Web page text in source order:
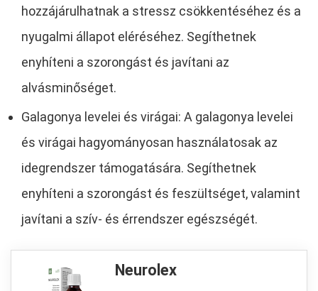
hozzájárulhatnak a stressz csökkentéséhez és a
nyugalmi állapot eléréséhez. Segíthetnek
enyhíteni a szorongást és javítani az
alvásminőséget.
Galagonya levelei és virágai: A galagonya levelei
és virágai hagyományosan használatosak az
idegrendszer támogatására. Segíthetnek
enyhíteni a szorongást és feszültséget, valamint
javítani a szív- és érrendszer egészségét.
Neurolex